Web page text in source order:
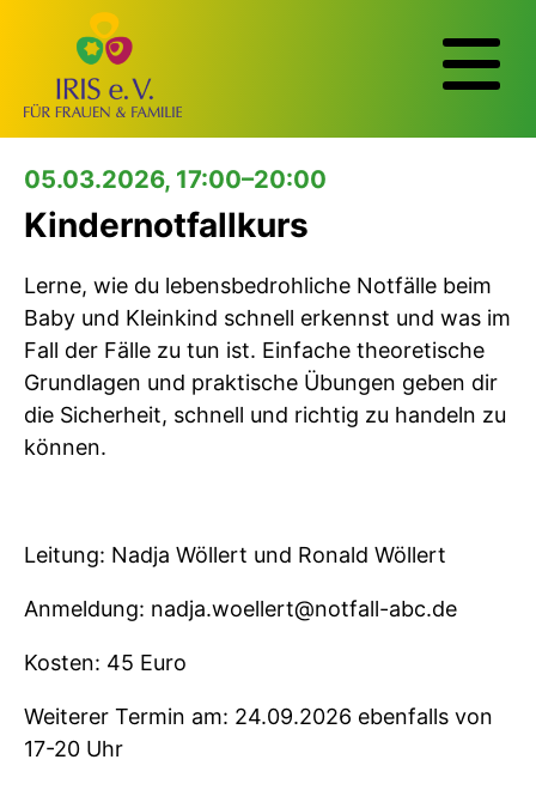
05.03.2026, 17:00–20:00
Kindernotfallkurs
Lerne, wie du lebensbedrohliche Notfälle beim
Baby und Kleinkind schnell erkennst und was im
Fall der Fälle zu tun ist. Einfache theoretische
Grundlagen und praktische Übungen geben dir
die Sicherheit, schnell und richtig zu handeln zu
können.
Leitung: Nadja Wöllert und Ronald Wöllert
Anmeldung: nadja.woellert@notfall-abc.de
Kosten: 45 Euro
Weiterer Termin am: 24.09.2026 ebenfalls von
17-20 Uhr